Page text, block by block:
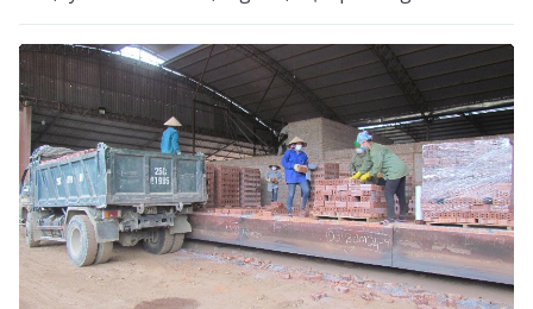
đồng bộ các giải pháp nhằm nâng cao hiệu quả quản
lý thuế, chống thất thu ngân sách và thúc đẩy chuyển
đổi số trên địa bàn tỉnh.